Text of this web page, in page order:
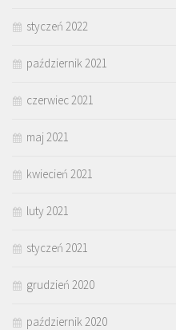
styczeń 2022
październik 2021
czerwiec 2021
maj 2021
kwiecień 2021
luty 2021
styczeń 2021
grudzień 2020
październik 2020